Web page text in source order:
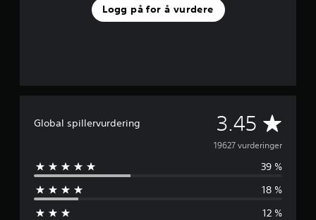
Logg på for å vurdere
Global spillervurdering 3.45 G
j
e
n
19627 vurderinger
39 %
18 %
12 %